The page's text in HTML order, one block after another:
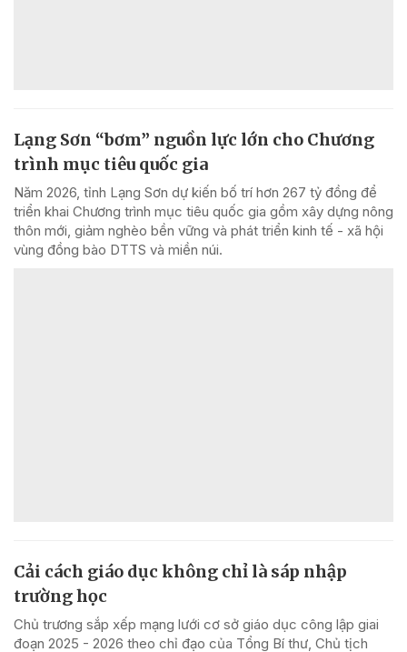
Lạng Sơn “bơm” nguồn lực lớn cho Chương
trình mục tiêu quốc gia
Năm 2026, tỉnh Lạng Sơn dự kiến bố trí hơn 267 tỷ đồng để
triển khai Chương trình mục tiêu quốc gia gồm xây dựng nông
thôn mới, giảm nghèo bền vững và phát triển kinh tế - xã hội
vùng đồng bào DTTS và miền núi.
Cải cách giáo dục không chỉ là sáp nhập
trường học
Chủ trương sắp xếp mạng lưới cơ sở giáo dục công lập giai
đoạn 2025 - 2026 theo chỉ đạo của Tổng Bí thư, Chủ tịch